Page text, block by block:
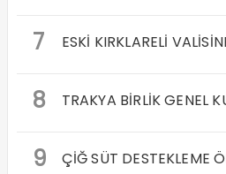
7 ESKİ KIRKLARELİ
8 TRAKYA BİRLİK GENEL
9 ÇİĞ SÜT DESTEKLEME